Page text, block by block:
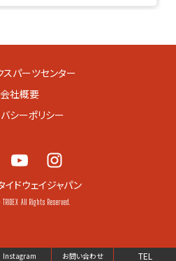
スパーツセンター
会社概要
シーポリシー
ドウェイジャパン
All Rights Reserved.
Instagram お問い合わせ TEL